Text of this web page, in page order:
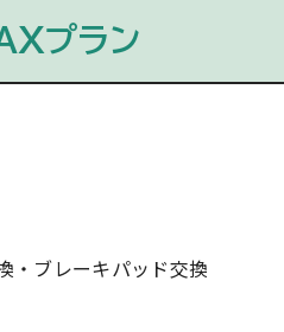
プラン
ブレーキパッド交換